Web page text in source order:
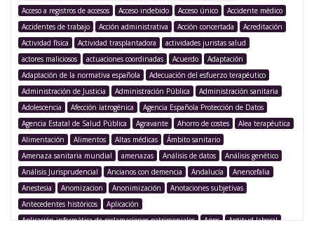
Acceso a registros de accesos
Acceso indebido Acceso único
Accidente médico
Accidentes de trabajo
Acción administrativa Acción concertada
Acreditación
Actividad física
Actividad trasplantadora
actividades juristas salud
actores maliciosos
actuaciones coordinadas Acuerdo
Adaptación
Adaptación de la normativa española
Adecuación del esfuerzo terapéutico
Administración de Justicia
Administración Pública
Administración sanitaria
Adolescencia
Afección iatrogénica
Agencia Española Protección de Datos
Agencia Estatal de Salud Pública
Agravante Ahorro de costes
Alea terapéutica
Alimentación
Alimentos Altas médicas
Ámbito sanitario
Amenaza sanitaria mundial
amenazas Análisis de datos
Análisis genético
Análisis Jurisprudencial
Ancianos con demencia Andalucía
Anencefalia
Anestesia
Anomizacion Anonimización
Anotaciones subjetivas
Antecedentes históricos
Aplicación
Aplicación informática de reclamaciones patrimoniales
Apps
Aptitud laboral